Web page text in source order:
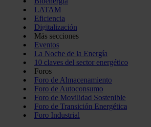
LATAM
Eficiencia
Digitalización
Más secciones
Eventos
La Noche de la Energía
10 claves del sector energético
Foros
Foro de Almacenamiento
Foro de Autoconsumo
Foro de Movilidad Sostenible
Foro de Transición Energética
Foro Industrial